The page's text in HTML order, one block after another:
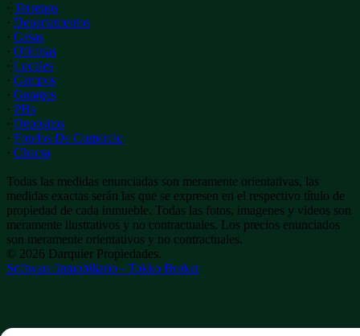
· Terrenos
· Departamentos
· Casas
· Oficinas
· Locales
· Campos
· Garages
· PHs
· Depositos
· Fondos De Comercio
· Chacra
Todas las medidas enunciadas son meramente orientativas, las
medidas exactas serán las que se expresen en el respectivo título de
propiedad de cada inmueble. Todas las fotos, imagenes y videos son
meramente ilustrativos y no contractuales. Los precios enunciados
son meramente orientativos y no contractuales.
© 2026 Darquier Propiedades.
Software Inmobiliario - Tokko Broker